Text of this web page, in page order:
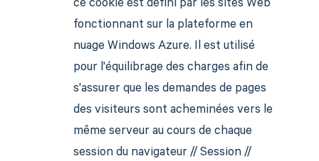
ce cookie est défini par les sites Web
fonctionnant sur la plateforme en
nuage Windows Azure. Il est utilisé
pour l'équilibrage des charges afin de
s'assurer que les demandes de pages
des visiteurs sont acheminées vers le
même serveur au cours de chaque
session du navigateur // Session //